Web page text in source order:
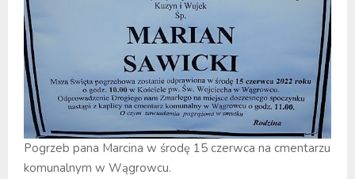
Pogrzeb pana Marcina w środę 15 czerwca na cmentarzu
komunalnym w Wągrowcu.